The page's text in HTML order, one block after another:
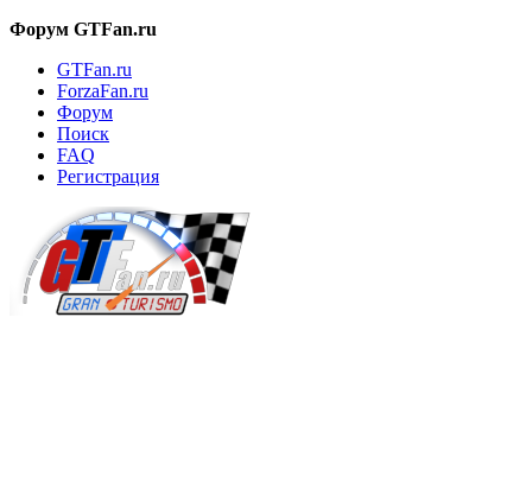
Форум GTFan.ru
GTFan.ru
ForzaFan.ru
Форум
Поиск
FAQ
Регистрация